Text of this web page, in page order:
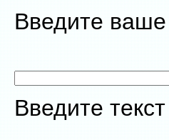
Введите
Введите